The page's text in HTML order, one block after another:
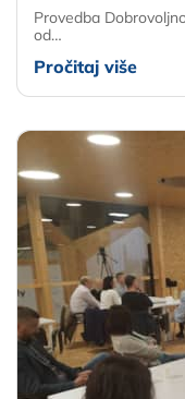
Provedba
od…
Pročitaj više